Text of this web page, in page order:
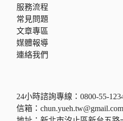
服務流程
常見問題
文章專區
媒體報導
連絡我們
24小時諮詢專線： 0800-55-
信箱： chun.yueh.tw@gmail.com